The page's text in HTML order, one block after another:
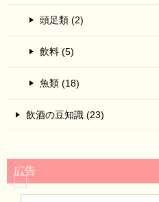
頭足類 (2)
飲料 (5)
魚類 (18)
飲酒の豆知識 (23)
広告